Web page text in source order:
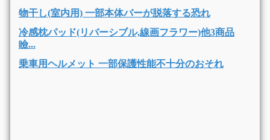
物干し(室内用) 一部本体バーが脱落する恐れ
冷感枕パッド(リバーシブル,線画フラワー)他3商品
瞼...
乗車用ヘルメット 一部保護性能不十分のおそれ